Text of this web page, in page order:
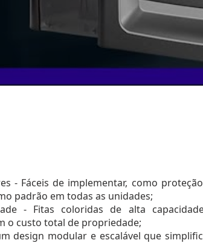
- Fáceis de implementar, como
padrão em todas as unidades;
- Fitas coloridas de alta
o custo total de propriedade;
design modular e escalável que